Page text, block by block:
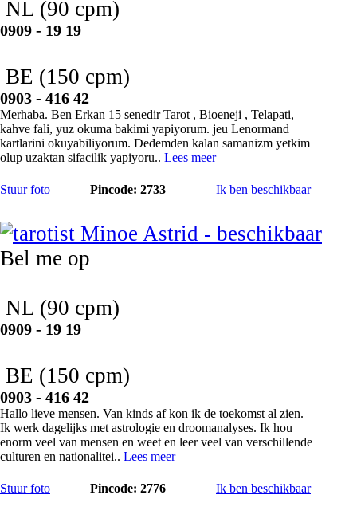
NL (90 cpm)
0909 - 19 19
BE (150 cpm)
0903 - 416 42
Merhaba. Ben Erkan 15 senedir Tarot , Bioeneji , Telapati,
kahve fali, yuz okuma bakimi yapiyorum. jeu Lenormand
kartlarini okuyabiliyorum. Dedemden kalan samanizm yetkim
olup uzaktan sifacilik yapiyoru.. Lees meer
Stuur foto Pincode: 2733 Ik ben beschikbaar
Bel me op
NL (90 cpm)
0909 - 19 19
BE (150 cpm)
0903 - 416 42
Hallo lieve mensen. Van kinds af kon ik de toekomst al zien.
Ik werk dagelijks met astrologie en droomanalyses. Ik hou
enorm veel van mensen en weet en leer veel van verschillende
culturen en nationalitei.. Lees meer
Stuur foto Pincode: 2776 Ik ben beschikbaar